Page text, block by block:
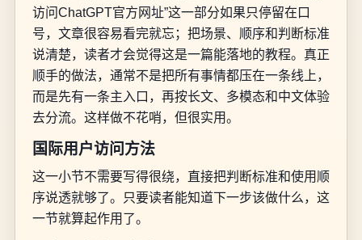
访问ChatGPT官方网址”这一部分如果只停留在口
号，文章很容易看完就忘；把场景、顺序和判断标准
说清楚，读者才会觉得这是一篇能落地的教程。真正
顺手的做法，通常不是把所有事情都压在一条线上，
而是先有一条主入口，再按长文、多模态和中文体验
去分流。这样做不花哨，但很实用。
国际用户访问方法
这一小节不需要写得很绕，直接把判断标准和使用顺
序说透就够了。只要读者能知道下一步该做什么，这
一节就算起作用了。